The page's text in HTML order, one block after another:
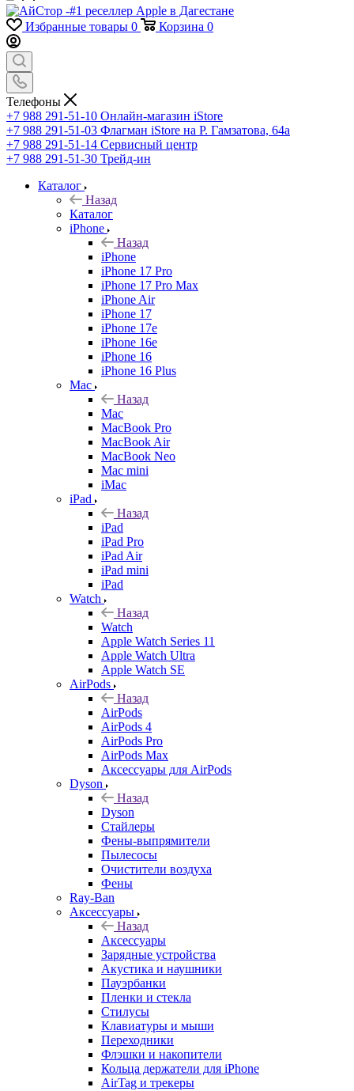
Избранные товары 0 Корзина 0
Телефоны
+7 988 291-51-10 Онлайн-магазин iStore
+7 988 291-51-03 Флагман iStore на Р. Гамзатова, 64а
+7 988 291-51-14 Сервисный центр
+7 988 291-51-30 Трейд-ин
Каталог
Назад
Каталог
iPhone
Назад
iPhone
iPhone 17 Pro
iPhone 17 Pro Max
iPhone Air
iPhone 17
iPhone 17e
iPhone 16e
iPhone 16
iPhone 16 Plus
Mac
Назад
Mac
MacBook Pro
MacBook Air
MacBook Neo
Mac mini
iMac
iPad
Назад
iPad
iPad Pro
iPad Air
iPad mini
iPad
Watch
Назад
Watch
Apple Watch Series 11
Apple Watch Ultra
Apple Watch SE
AirPods
Назад
AirPods
AirPods 4
AirPods Pro
AirPods Max
Аксессуары для AirPods
Dyson
Назад
Dyson
Стайлеры
Фены-выпрямители
Пылесосы
Очистители воздуха
Фены
Ray-Ban
Аксессуары
Назад
Аксессуары
Зарядные устройства
Акустика и наушники
Пауэрбанки
Пленки и стекла
Стилусы
Клавиатуры и мыши
Переходники
Флэшки и накопители
Кольца держатели для iPhone
AirTag и трекеры